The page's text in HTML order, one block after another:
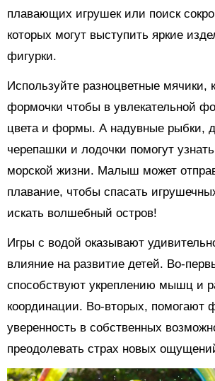
плавающих игрушек или поиск
которых могут выступить яркие
фигурки.
Используйте разноцветные мячики,
формочки чтобы в увлекательной
цвета и формы. А надувные рыбки,
черепашки и лодочки помогут
морской жизни. Малыш может
плавание, чтобы спасать
искать волшебный остров!
Игры с водой оказывают
влияние на развитие детей. Во-
способствуют укреплению мышц и
координации. Во-вторых, помогают
уверенность в собственных
преодолевать страх новых